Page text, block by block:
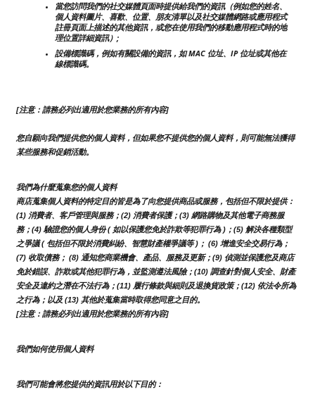
當您訪問我們的社交媒體頁面時提供給我們的資訊（例如您的姓名、
個人資料圖片、喜歡、位置、朋友清單以及社交媒體網路或應用程式
註冊頁面上描述的其他資訊，或您在使用我們的移動應用程式時的地
理位置詳細資訊）;
設備標識碼，例如有關設備的資訊，如 MAC 位址、IP 位址或其他在
線標識碼。
[注意：請務必列出適用於您業務的所有內容]
您自願向我們提供您的個人資料，但如果您不提供您的個人資料，則可能無法獲得
某些服務和促銷活動。
我們為什麼蒐集您的個人資料
商店蒐集個人資料的特定目的皆是為了向您提供商品或服務，包括但不限於提供：
(1) 消費者、客戶管理與服務；(2) 消費者保護；(3) 網路購物及其他電子商務服
務；(4) 驗證您的個人身份 ( 如以保護您免於詐欺等犯罪行為 )；(5) 解決各種類型
之爭議 ( 包括但不限於消費糾紛、智慧財產權爭議等 )； (6) 增進安全交易行為；
(7) 收取債務； (8) 通知您商業機會、產品、服務及更新；(9) 偵測並保護您及商店
免於錯誤、詐欺或其他犯罪行為，並監測遵法風險；(10) 調查針對個人安全、財產
安全及違約之潛在不法行為；(11) 履行條款與細則及退換貨政策；(12) 依法令所為
之行為；以及 (13) 其他於蒐集當時取得您同意之目的。
[注意：請務必列出適用於您業務的所有內容]
我們如何使用個人資料
我們可能會將您提供的資訊用於以下目的：